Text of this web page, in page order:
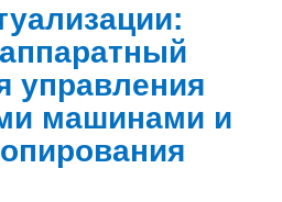
управления
машинами и